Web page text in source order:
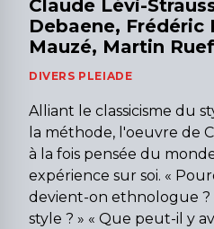
Claude Lévi-
Debaene, Frédéric
Mauzé, Martin
DIVERS PLEIADE
Alliant le classicisme du
la méthode, l'oeuvre de
à la fois pensée du
expérience sur soi. «
devient-on ethnologue ?
style ? » « Que peut-il y